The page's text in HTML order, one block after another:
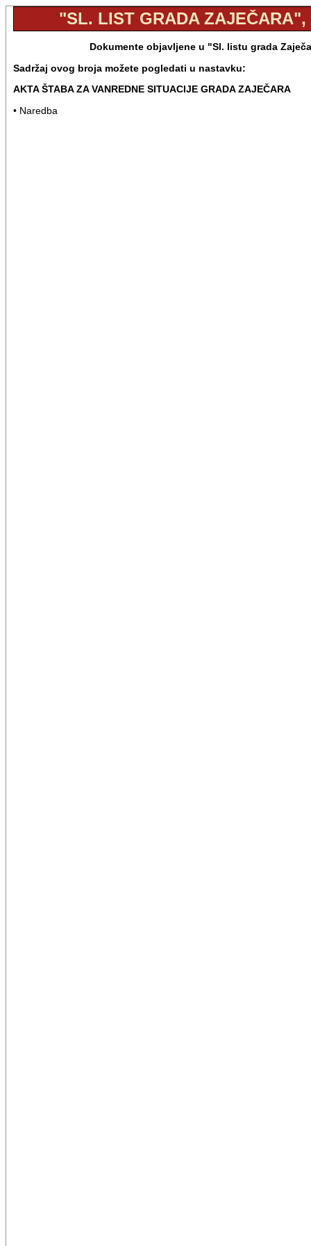
"SL. LIST GRADA ZAJEČARA",
Dokumente objavljene u "Sl. listu grada
Sadržaj ovog broja možete pogledati u nastavku:
AKTA ŠTABA ZA VANREDNE SITUACIJE GRADA ZAJEČARA
• Naredba